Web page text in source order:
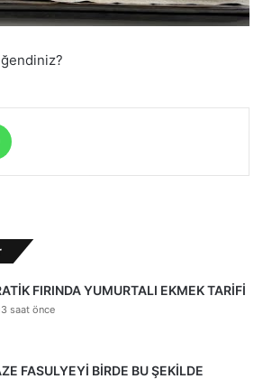
FIRINDA YUMURTALI EKMEK TARİFİ
saat önce
FASULYEYİ BİRDE BU ŞEKİLDE